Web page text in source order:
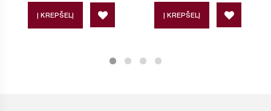
Į KREPŠELĮ Į KREPŠELĮ